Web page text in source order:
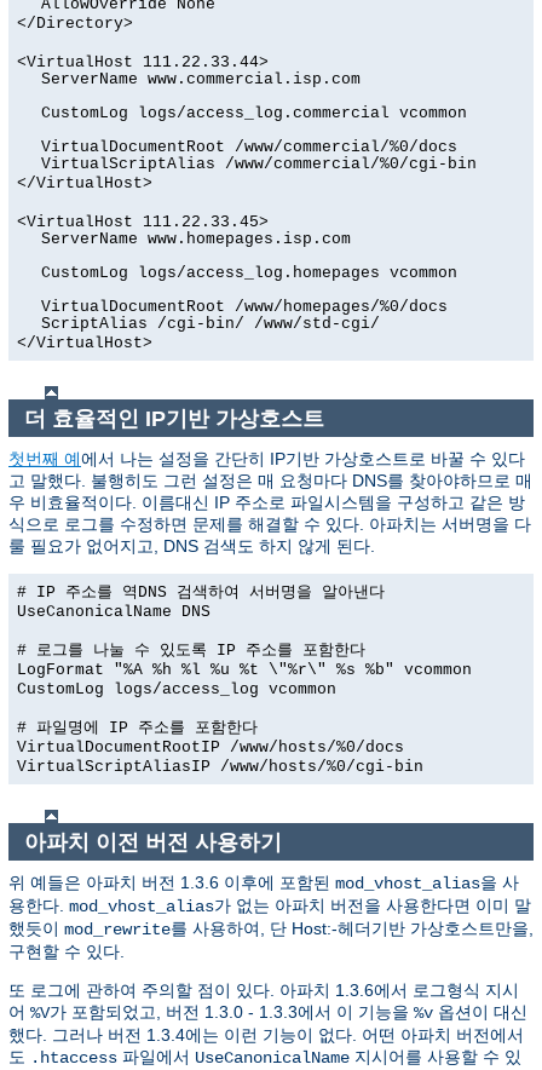
AllowOverride None
</Directory>
<VirtualHost 111.22.33.44>
ServerName www.commercial.isp.com
CustomLog logs/access_log.commercial vcommon
VirtualDocumentRoot /www/commercial/%0/docs
VirtualScriptAlias /www/commercial/%0/cgi-bin
</VirtualHost>
<VirtualHost 111.22.33.45>
ServerName www.homepages.isp.com
CustomLog logs/access_log.homepages vcommon
VirtualDocumentRoot /www/homepages/%0/docs
ScriptAlias /cgi-bin/ /www/std-cgi/
</VirtualHost>
더 효율적인 IP기반 가상호스트
첫번째 예에서 나는 설정을 간단히 IP기반 가상호스트로 바꿀 수 있다
고 말했다. 불행히도 그런 설정은 매 요청마다 DNS를 찾아야하므로 매
우 비효율적이다. 이름대신 IP 주소로 파일시스템을 구성하고 같은 방
식으로 로그를 수정하면 문제를 해결할 수 있다. 아파치는 서버명을 다
룰 필요가 없어지고, DNS 검색도 하지 않게 된다.
# IP 주소를 역DNS 검색하여 서버명을 알아낸다
UseCanonicalName DNS
# 로그를 나눌 수 있도록 IP 주소를 포함한다
LogFormat "%A %h %l %u %t \"%r\" %s %b" vcommon
CustomLog logs/access_log vcommon
# 파일명에 IP 주소를 포함한다
VirtualDocumentRootIP /www/hosts/%0/docs
VirtualScriptAliasIP /www/hosts/%0/cgi-bin
아파치 이전 버전 사용하기
위 예들은 아파치 버전 1.3.6 이후에 포함된 mod_vhost_alias을 사
용한다. mod_vhost_alias가 없는 아파치 버전을 사용한다면 이미 말
했듯이 mod_rewrite를 사용하여, 단 Host:-헤더기반 가상호스트만을,
구현할 수 있다.
또 로그에 관하여 주의할 점이 있다. 아파치 1.3.6에서 로그형식 지시
어 %V가 포함되었고, 버전 1.3.0 - 1.3.3에서 이 기능을 %v 옵션이 대신
했다. 그러나 버전 1.3.4에는 이런 기능이 없다. 어떤 아파치 버전에서
도 .htaccess 파일에서 UseCanonicalName 지시어를 사용할 수 있